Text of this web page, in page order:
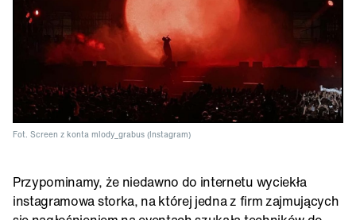
Fot. Screen z konta mlody_grabus (Instagram)
Przypominamy, że niedawno do internetu wyciekła
instagramowa storka, na której jedna z firm zajmujących